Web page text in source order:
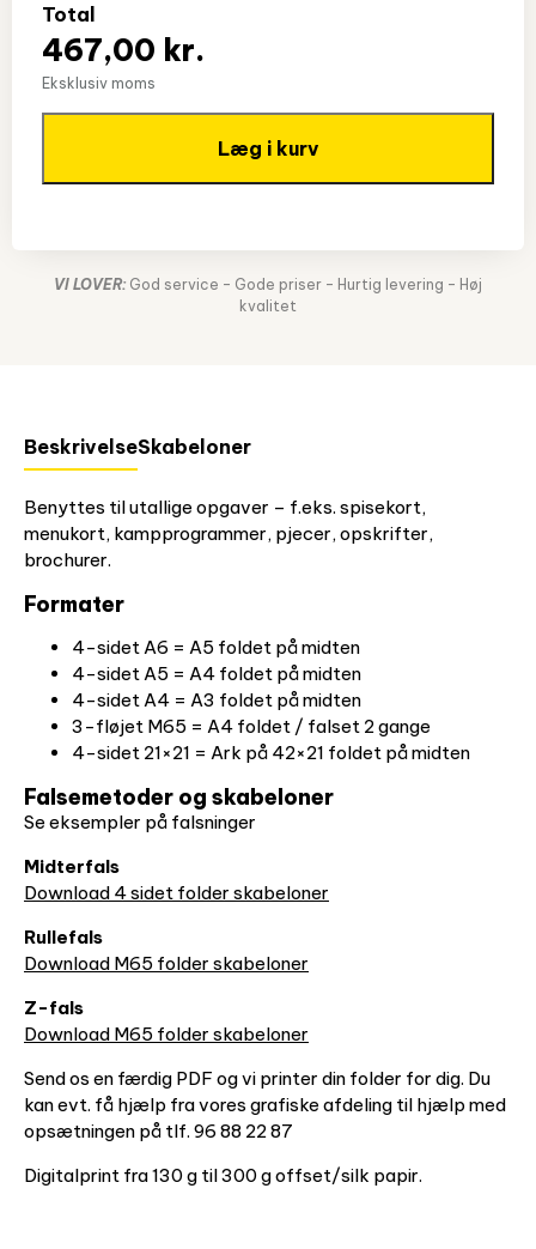
Total
467,00 kr.
Eksklusiv moms
Læg i kurv
VI LOVER: God service – Gode priser – Hurtig levering – Høj
kvalitet
BeskrivelseSkabeloner
Benyttes til utallige opgaver – f.eks. spisekort,
menukort, kampprogrammer, pjecer, opskrifter,
brochurer.
Formater
4-sidet A6 = A5 foldet på midten
4-sidet A5 = A4 foldet på midten
4-sidet A4 = A3 foldet på midten
3-fløjet M65 = A4 foldet / falset 2 gange
4-sidet 21×21 = Ark på 42×21 foldet på midten
Falsemetoder og skabeloner
Se eksempler på falsninger
Midterfals
Download 4 sidet folder skabeloner
Rullefals
Download M65 folder skabeloner
Z-fals
Download M65 folder skabeloner
Send os en færdig PDF og vi printer din folder for dig. Du
kan evt. få hjælp fra vores grafiske afdeling til hjælp med
opsætningen på tlf. 96 88 22 87
Digitalprint fra 130 g til 300 g offset/silk papir.